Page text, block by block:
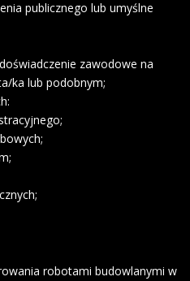
publicznego lub umyślne
zawodowe na
ka lub podobnym;
robotami budowlanymi w